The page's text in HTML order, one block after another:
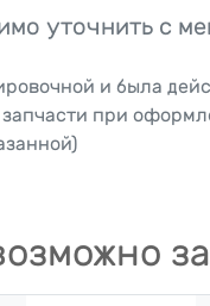
уточнить с
и была
при